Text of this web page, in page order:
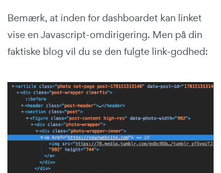
Bemærk, at inden for dashboardet kan linket
vise en Javascript-omdirigering. Men på din
faktiske blog vil du se den fulgte link-godhed: